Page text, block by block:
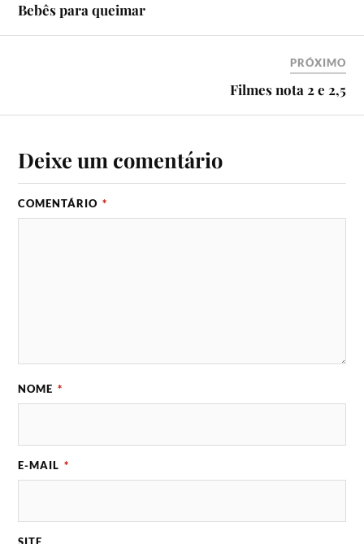
Bebês para queimar
PRÓXIMO
Filmes nota 2 e 2,5
Deixe um comentário
COMENTÁRIO *
NOME *
E-MAIL *